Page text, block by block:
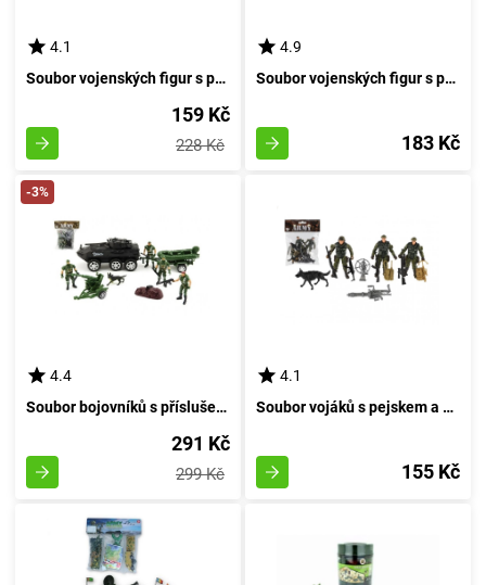
4.1
Soubor vojenských figur s příslušenstvím a bojovým bezpilotním letounem
159 Kč
228 Kč
4.9
Soubor vojenských figur s příslušenstvím a válečnou technikou v obalu
183 Kč
-3%
4.4
Soubor bojovníků s příslušenstvím a vojenskými prostředky
291 Kč
299 Kč
4.1
Soubor vojáků s pejskem a příslušenstvím
155 Kč